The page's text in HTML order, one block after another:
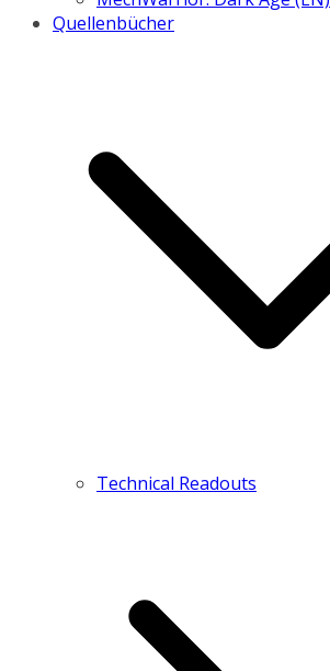
Quellenbücher
Technical Readouts